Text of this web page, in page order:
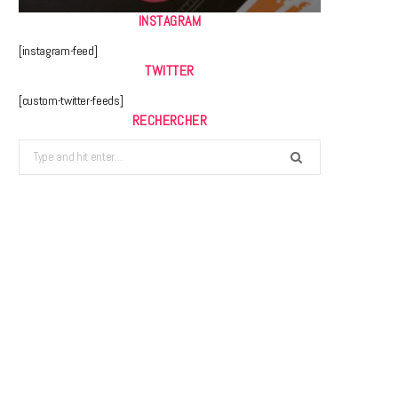
INSTAGRAM
[instagram-feed]
TWITTER
[custom-twitter-feeds]
RECHERCHER
Search
for: